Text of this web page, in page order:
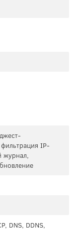
IP-
журнал,
DNS, DDNS,